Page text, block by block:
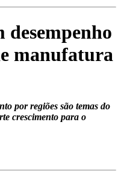
desempenho
manufatura
por regiões são temas do
crescimento para o